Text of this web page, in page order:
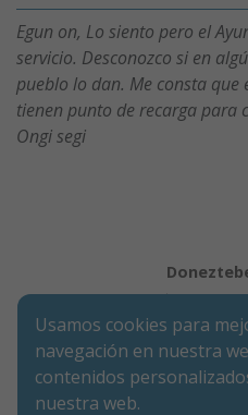
Egun on, Lo siento pero el
servicio. Desconozco si en
pueblo lo dan. Me consta
tienen punto de recarga para
Ongi segi
Aviso
Calle Mercaderes 9 | C.P.:
Tel. 948 45 00 17 |
Usamos cookies para
navegación en nuestra
contenidos
nuestra web.